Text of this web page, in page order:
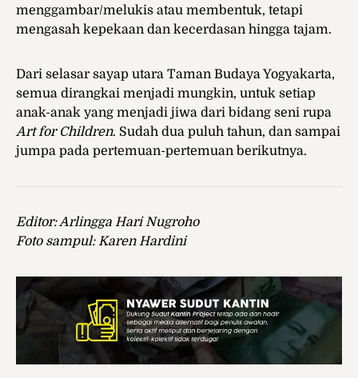
menggambar/melukis atau membentuk, tetapi
mengasah kepekaan dan kecerdasan hingga tajam.
Dari selasar sayap utara Taman Budaya Yogyakarta,
semua dirangkai menjadi mungkin, untuk setiap
anak-anak yang menjadi jiwa dari bidang seni rupa
Art for Children. Sudah dua puluh tahun, dan sampai
jumpa pada pertemuan-pertemuan berikutnya.
Editor: Arlingga Hari Nugroho
Foto sampul: Karen Hardini